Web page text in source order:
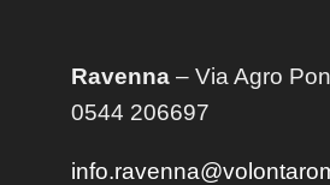
Ravenna– Via Agro
0544 206697